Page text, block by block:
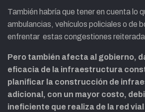
También habría que tener en cuenta lo
ambulancias, vehículos policiales o de
enfrentar estas congestiones
Pero también afecta al gobierno,
eficacia de la infraestructura
planificar la construcción de
adicional, con un mayor costo,
ineficiente que realiza de la red